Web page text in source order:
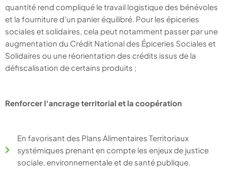
quantité rend compliqué le travail logistique des bénévoles
et la fourniture d’un panier équilibré. Pour les épiceries
sociales et solidaires, cela peut notamment passer par une
augmentation du Crédit National des Épiceries Sociales et
Solidaires ou une réorientation des crédits issus de la
défiscalisation de certains produits ;
Renforcer l'ancrage territorial et la coopération
En favorisant des Plans Alimentaires Territoriaux
systémiques prenant en compte les enjeux de justice
sociale, environnementale et de santé publique.